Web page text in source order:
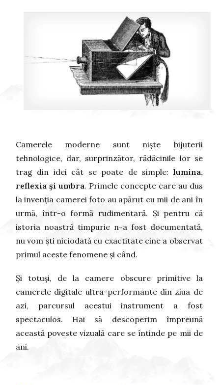
Camerele moderne sunt niște bijuterii
tehnologice, dar, surprinzător, rădăcinile lor se
trag din idei cât se poate de simple: lumina,
reflexia și umbra. Primele concepte care au dus
la invenția camerei foto au apărut cu mii de ani în
urmă, într-o formă rudimentară. Și pentru că
istoria noastră timpurie n-a fost documentată,
nu vom ști niciodată cu exactitate cine a observat
primul aceste fenomene și când.
Și totuși, de la camere obscure primitive la
camerele digitale ultra-performante din ziua de
azi, parcursul acestui instrument a fost
spectaculos. Hai să descoperim împreună
această poveste vizuală care se întinde pe mii de
ani.